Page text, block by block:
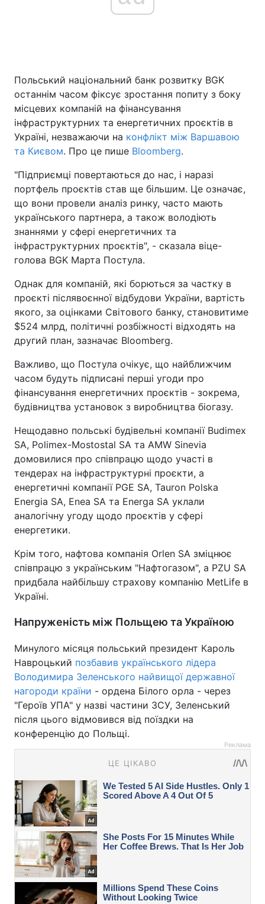
Польський національний банк розвитку BGK
останнім часом фіксує зростання попиту з боку
місцевих компаній на фінансування
інфраструктурних та енергетичних проєктів в
Україні, незважаючи на конфлікт між Варшавою
та Києвом. Про це пише Bloomberg.
"Підприємці повертаються до нас, і наразі
портфель проєктів став ще більшим. Це означає,
що вони провели аналіз ринку, часто мають
українського партнера, а також володіють
знаннями у сфері енергетичних та
інфраструктурних проєктів", - сказала віце-
голова BGK Марта Постула.
Однак для компаній, які борються за частку в
проєкті післявоєнної відбудови України, вартість
якого, за оцінками Світового банку, становитиме
$524 млрд, політичні розбіжності відходять на
другий план, зазначає Bloomberg.
Важливо, що Постула очікує, що найближчим
часом будуть підписані перші угоди про
фінансування енергетичних проєктів - зокрема,
будівництва установок з виробництва біогазу.
Нещодавно польські будівельні компанії Budimex
SA, Polimex-Mostostal SA та AMW Sinevia
домовилися про співпрацю щодо участі в
тендерах на інфраструктурні проєкти, а
енергетичні компанії PGE SA, Tauron Polska
Energia SA, Enea SA та Energa SA уклали
аналогічну угоду щодо проєктів у сфері
енергетики.
Крім того, нафтова компанія Orlen SA зміцнює
співпрацю з українським "Нафтогазом", а PZU SA
придбала найбільшу страхову компанію MetLife в
Україні.
Напруженість між Польщею та Україною
Минулого місяця польський президент Кароль
Навроцький позбавив українського лідера
Володимира Зеленського найвищої державної
нагороди країни - ордена Білого орла - через
"Героїв УПА" у назві частини ЗСУ, Зеленський
після цього відмовився від поїздки на
конференцію до Польщі.
Реклама